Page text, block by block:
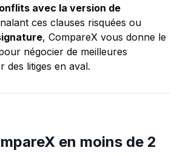
avec la version de
ces clauses risquées ou
, CompareX vous donne le
négocier de meilleures
des litiges en aval.
en moins de 2